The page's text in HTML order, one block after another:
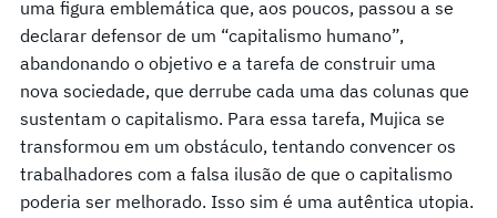
uma figura emblemática que, aos poucos, passou a se
declarar defensor de um “capitalismo humano”,
abandonando o objetivo e a tarefa de construir uma
nova sociedade, que derrube cada uma das colunas que
sustentam o capitalismo. Para essa tarefa, Mujica se
transformou em um obstáculo, tentando convencer os
trabalhadores com a falsa ilusão de que o capitalismo
poderia ser melhorado. Isso sim é uma autêntica utopia.